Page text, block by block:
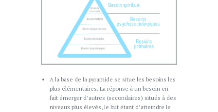
A la base de la pyramide se situe les besoins les
plus élémentaires. La réponse à un besoin en
fait émerger d’autres (secondaires) situés à des
niveaux plus élevés, le but étant d’atteindre le